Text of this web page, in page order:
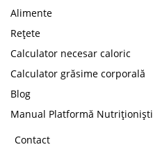
Alimente
Rețete
Calculator necesar caloric
Calculator grăsime corporală
Blog
Manual Platformă Nutriționiști
Contact